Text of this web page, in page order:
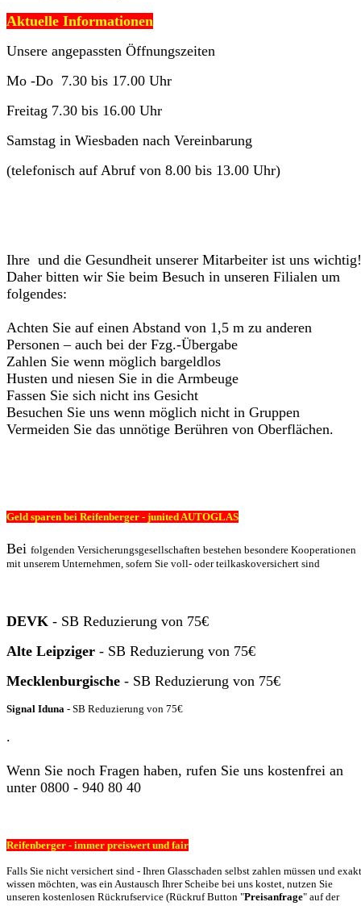
Aktuelle Informationen
Unsere angepassten Öffnungszeiten
Mo -Do 7.30 bis 17.00 Uhr
Freitag 7.30 bis 16.00 Uhr
Samstag in Wiesbaden nach Vereinbarung
(telefonisch auf Abruf von 8.00 bis 13.00 Uhr)
Ihre und die Gesundheit unserer Mitarbeiter ist uns wichtig!
Daher bitten wir Sie beim Besuch in unseren Filialen um
folgendes:
Achten Sie auf einen Abstand von 1,5 m zu anderen
Personen – auch bei der Fzg.-Übergabe
Zahlen Sie wenn möglich bargeldlos
Husten und niesen Sie in die Armbeuge
Fassen Sie sich nicht ins Gesicht
Besuchen Sie uns wenn möglich nicht in Gruppen
Vermeiden Sie das unnötige Berühren von Oberflächen.
Geld sparen bei Reifenberger - junited AUTOGLAS
Bei folgenden Versicherungsgesellschaften bestehen besondere Kooperationen
mit unserem Unternehmen, sofern Sie voll- oder teilkaskoversichert sind
DEVK - SB Reduzierung von 75€
Alte Leipziger - SB Reduzierung von 75€
Mecklenburgische - SB Reduzierung von 75€
Signal Iduna - SB Reduzierung von 75€
.
Wenn Sie noch Fragen haben, rufen Sie uns kostenfrei an
unter 0800 - 940 80 40
Reifenberger - immer preiswert und fair
Falls Sie nicht versichert sind - Ihren Glasschaden selbst zahlen müssen und exakt
wissen möchten, was ein Austausch Ihrer Scheibe bei uns kostet, nutzen Sie
unseren kostenlosen Rückrufservice (Rückruf Button "Preisanfrage" auf der